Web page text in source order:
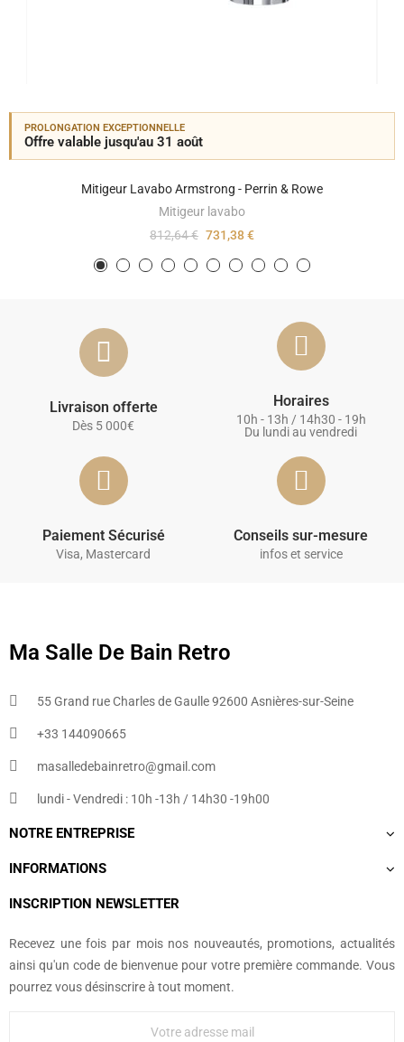
PROLONGATION EXCEPTIONNELLE
Offre valable jusqu'au 31 août
Mitigeur Lavabo Armstrong - Perrin & Rowe
Mitigeur lavabo
812,64 € 731,38 €
Livraison offerte
Dès 5 000€
Horaires
10h - 13h / 14h30 - 19h
Du lundi au vendredi
Paiement Sécurisé
Visa, Mastercard
Conseils sur-mesure
infos et service
Ma Salle De Bain Retro
55 Grand rue Charles de Gaulle 92600 Asnières-sur-Seine
+33 144090665​
masalledebainretro@gmail.com
lundi - Vendredi : 10h -13h / 14h30 -19h00
NOTRE ENTREPRISE
INFORMATIONS
INSCRIPTION NEWSLETTER
Recevez une fois par mois nos nouveautés, promotions, actualités
ainsi qu'un code de bienvenue pour votre première commande. Vous
pourrez vous désinscrire à tout moment.